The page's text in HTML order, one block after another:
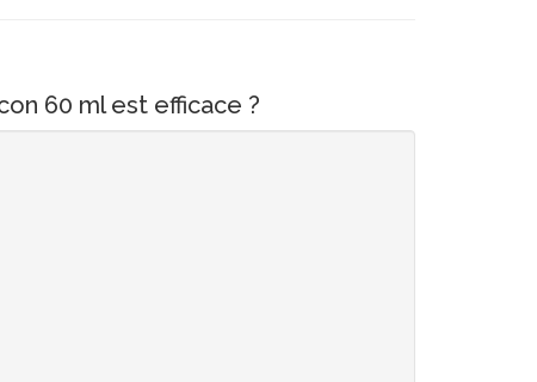
60 ml est efficace ?